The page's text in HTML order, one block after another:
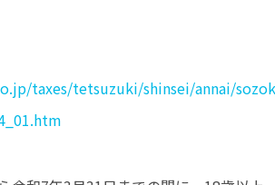
taxes/tetsuzuki/shinsei/annai/